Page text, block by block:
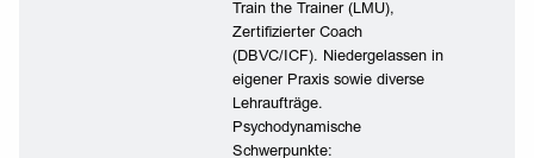
Train the Trainer (LMU),
Zertifizierter Coach
(DBVC/ICF). Niedergelassen in
eigener Praxis sowie diverse
Lehraufträge.
Psychodynamische
Schwerpunkte: